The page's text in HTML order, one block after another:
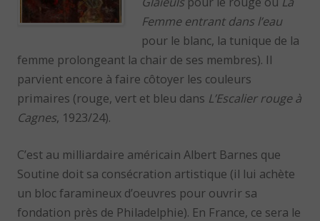
Femme entrant dans l’eau
pour le blanc, la tunique de la
femme prolongeant la chair de ses membres). Il
parvient encore à faire côtoyer les couleurs
primaires (rouge, vert et bleu dans L’Escalier rouge à
Cagnes, 1923/24).
C’est au milliardaire américain Albert Barnes que
Soutine doit sa consécration artistique (il lui achète
un bloc faramineux d’oeuvres pour ouvrir sa
fondation près de Philadelphie). En France, ce sera le